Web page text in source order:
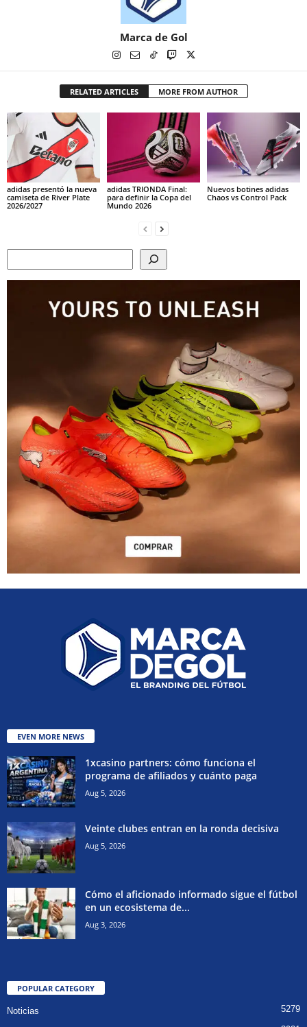
Marca de Gol
RELATED ARTICLES MORE FROM AUTHOR
adidas presentó la nueva
camiseta de River Plate
2026/2027
adidas TRIONDA Final:
para definir la Copa del
Mundo 2026
Nuevos botines adidas
Chaos vs Control Pack
EVEN MORE NEWS
1xcasino partners: cómo funciona el
programa de afiliados y cuánto paga
Aug 5, 2026
Veinte clubes entran en la ronda decisiva
Aug 5, 2026
Cómo el aficionado informado sigue el fútbol
en un ecosistema de...
Aug 3, 2026
POPULAR CATEGORY
Noticias 5279